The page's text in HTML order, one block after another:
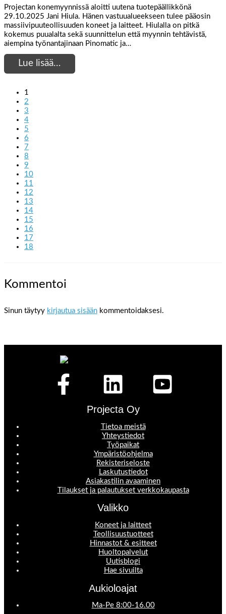
Projectan konemyynnissä aloitti uutena tuotepäällikkönä
29.10.2025 Jani Hiula. Hänen vastuualueekseen tulee pääosin
massiivipuuteollisuuden koneet ja laitteet. Hiulalla on pitkä
kokemus puualalta sekä suunnittelun että myynnin tehtävistä,
aiempina työnantajinaan Pinomatic ja…
Lue lisää…
1
2
3
4
5
6
7
8
9
10
11
12
13
14
15
16
17
18
Kommentoi
Sinun täytyy kirjautua sisään kommentoidaksesi.
Projecta Oy
Tietoa meistä
Yhteystiedot
Työpaikat
Ympäristöohjelma
Rekisteriseloste
Laskutustiedot
Asiakastilin avaaminen
Tilaukset ja palautukset verkkokaupasta
Valikko
Koneet ja laitteet
Teollisuustuotteet
Hinnastot & esitteet
Huoltopalvelut
Uutisblogi
Hae sivuilta
Aukioloajat
Ma-Pe 8:00-16.00